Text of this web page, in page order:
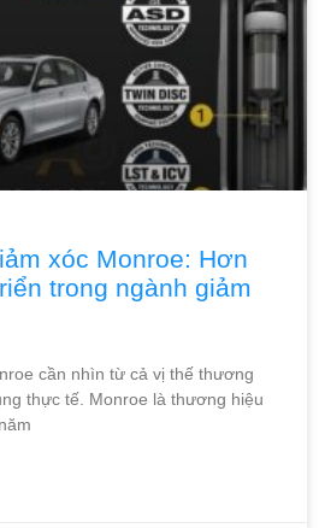
xóc Monroe: Hơn
trong ngành giảm
cần nhìn từ cả vị thế thương
thực tế. Monroe là thương hiệu